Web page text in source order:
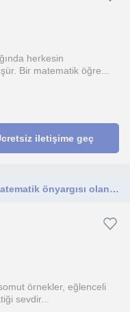
herkesin
Bir matematik öğre...
iletişime geç
Analitik ve eğlenceli yöntemlerle, matematik önyargısı olan ilköğretim öğrencilerine yüksek başarı ve özgüven kazandırıyorum.
örnekler, eğlenceli
sevdir...